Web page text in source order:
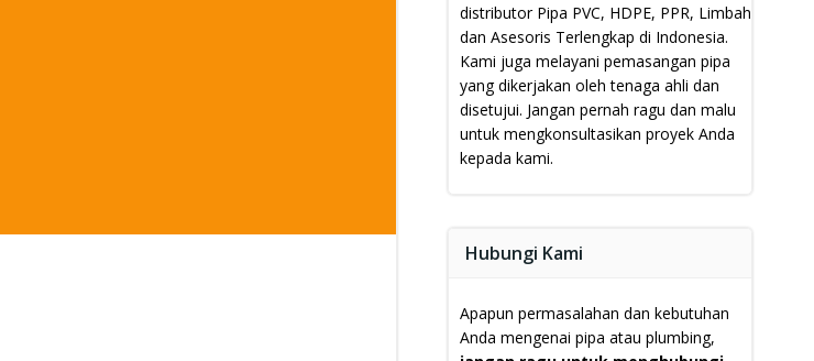
distributor Pipa PVC, HDPE, PPR, Limbah
dan Asesoris Terlengkap di Indonesia.
Kami juga melayani pemasangan pipa
yang dikerjakan oleh tenaga ahli dan
disetujui. Jangan pernah ragu dan malu
untuk mengkonsultasikan proyek Anda
kepada kami.
Hubungi Kami
Apapun permasalahan dan kebutuhan
Anda mengenai pipa atau plumbing,